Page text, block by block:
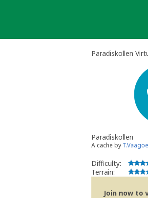
Paradiskollen
Paradiskollen
A cache by T.Vaagoe
Difficulty:
Terrain:
Join now to